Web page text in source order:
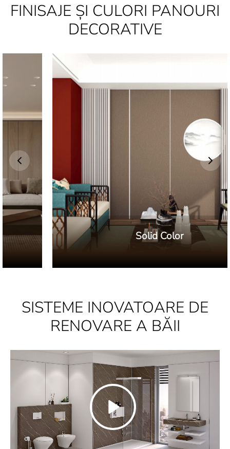
FINISAJE ȘI CULORI PANOURI
DECORATIVE
Solid Color
SISTEME INOVATOARE DE
RENOVARE A BĂII